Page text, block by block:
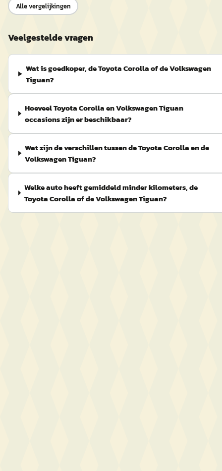
Alle vergelijkingen
Veelgestelde vragen
Wat is goedkoper, de Toyota Corolla of de Volkswagen
Tiguan?
Hoeveel Toyota Corolla en Volkswagen Tiguan
occasions zijn er beschikbaar?
Wat zijn de verschillen tussen de Toyota Corolla en de
Volkswagen Tiguan?
Welke auto heeft gemiddeld minder kilometers, de
Toyota Corolla of de Volkswagen Tiguan?